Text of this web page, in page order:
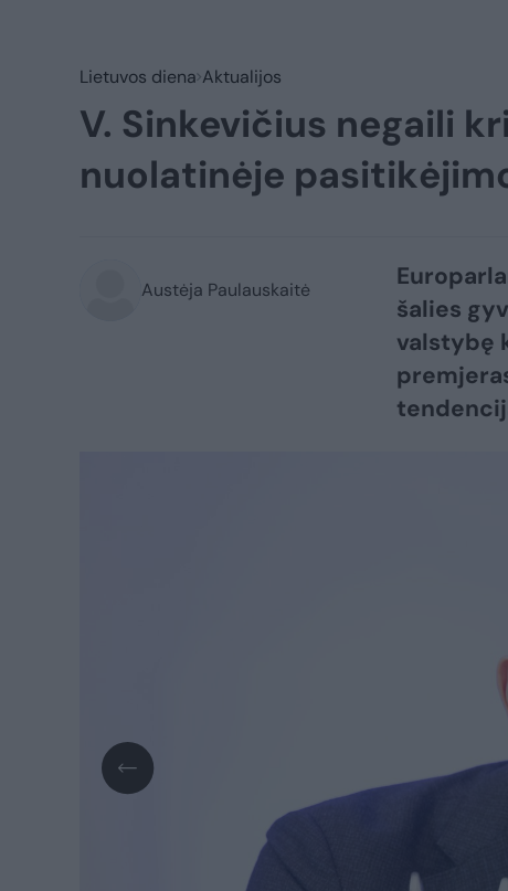
Lietuvos diena Aktualijos
V. Sinkevičius negaili
nuolatinėje
Austėja Paulauskaitė
šalies
valstybę